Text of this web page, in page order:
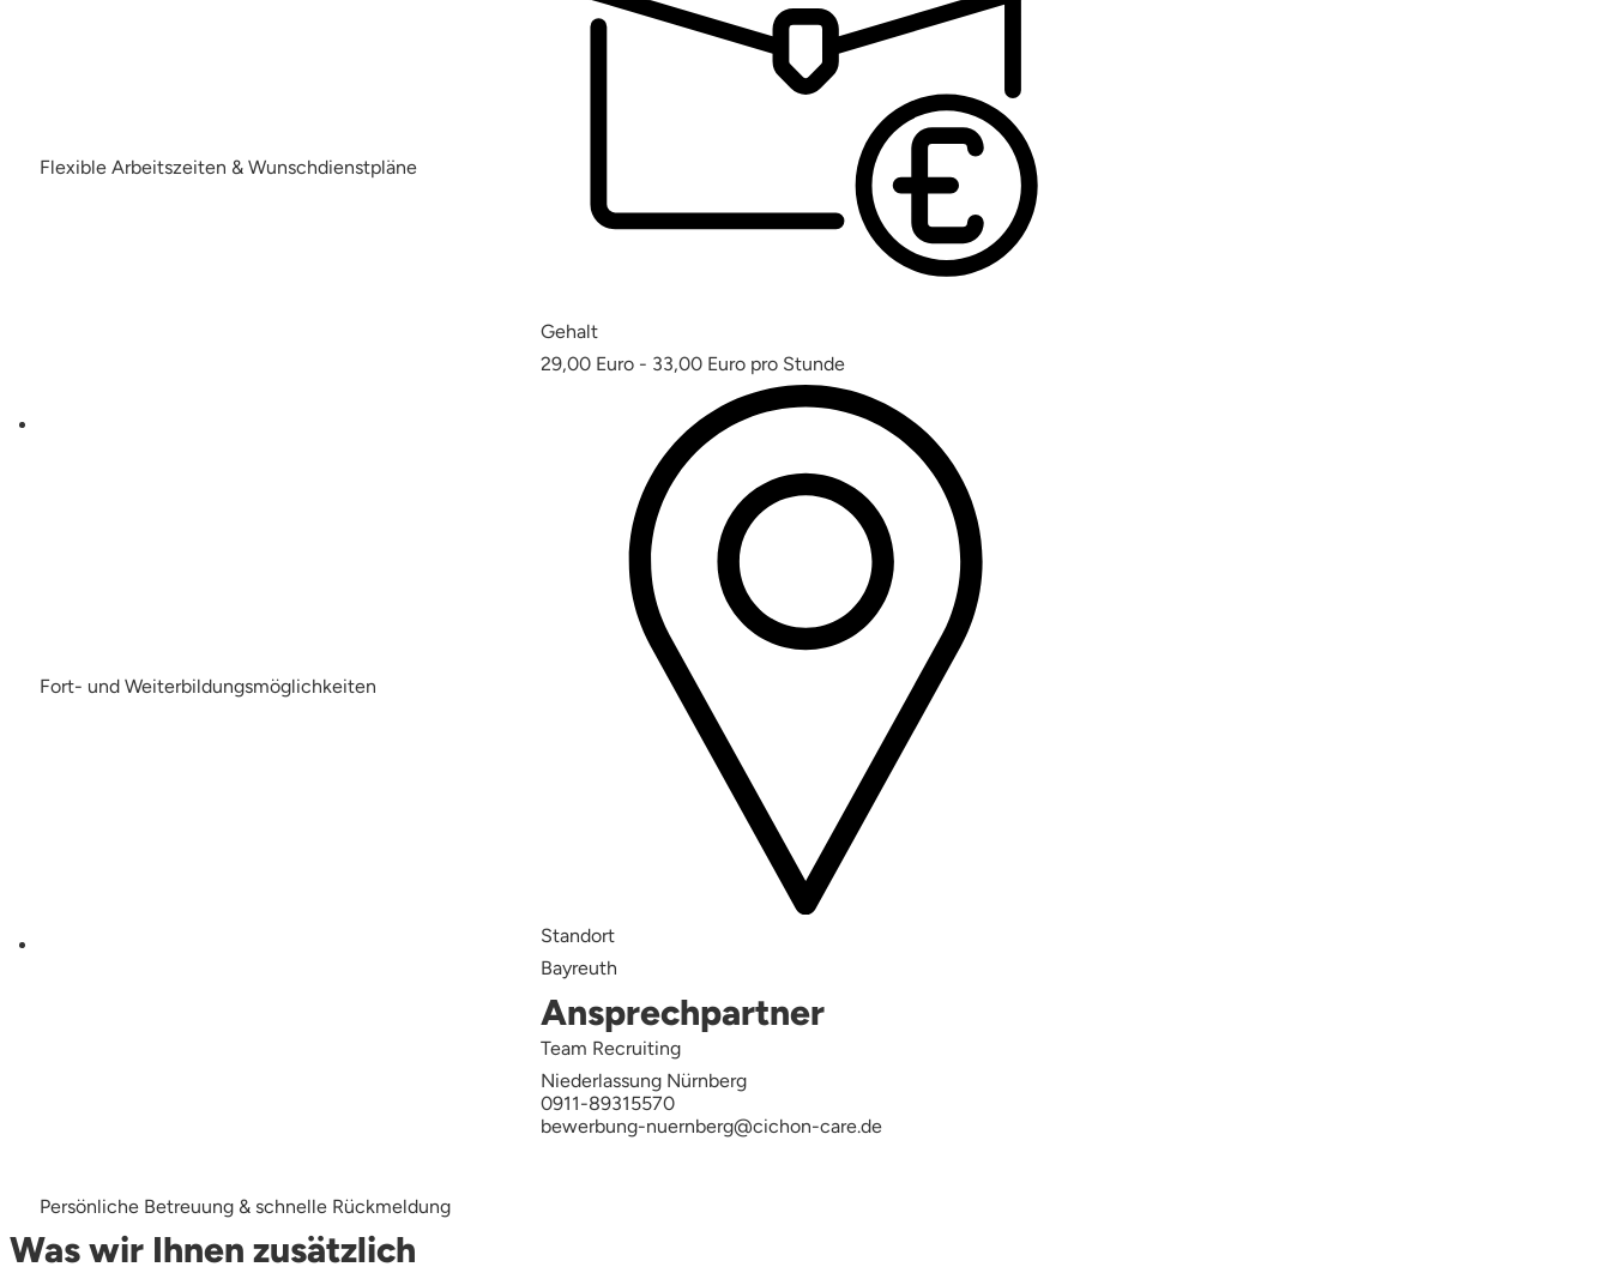
Flexible Arbeitszeiten & Wunschdienstpläne
Fort- und Weiterbildungsmöglichkeiten
Persönliche Betreuung & schnelle Rückmeldung
Was wir Ihnen zusätzlich
Gehalt
29,00 Euro - 33,00 Euro pro Stunde
Standort
Bayreuth
Ansprechpartner
Team Recruiting
Niederlassung Nürnberg
0911-89315570
bewerbung-nuernberg@cichon-care.de